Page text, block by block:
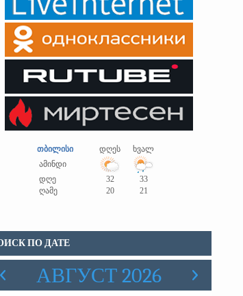
თბილისი დღეს
ხვალ
ამინდი
დღე
32
33
ღამე
20 21
ПО ДАТЕ
АВГУСТ 2026